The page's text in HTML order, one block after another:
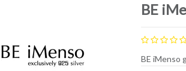
BE
BE iMenso